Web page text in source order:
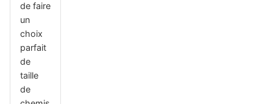
de faire
un
choix
parfait
de
taille
de